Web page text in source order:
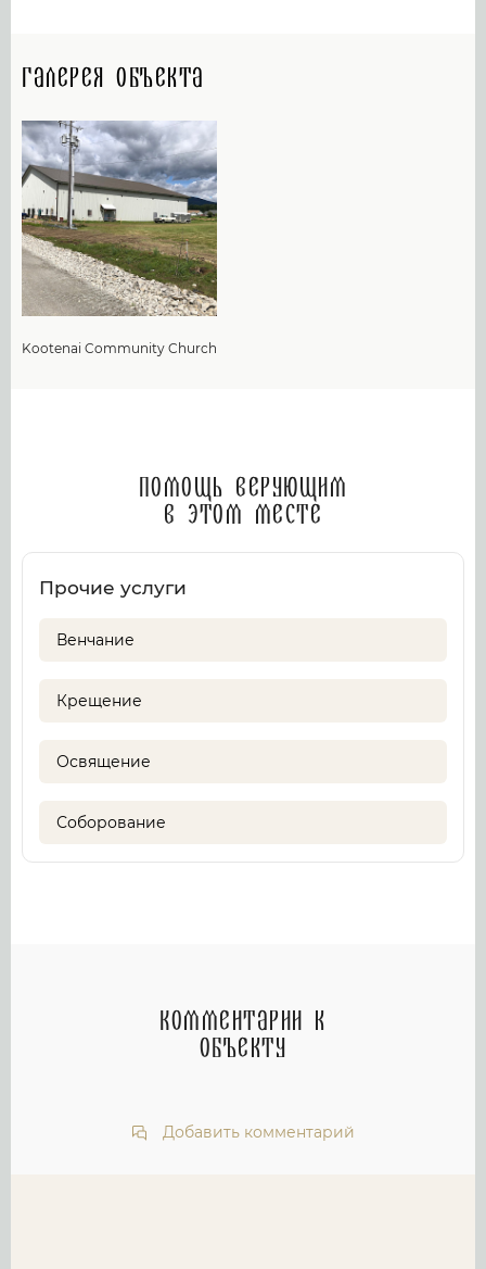
Галерея объекта
Kootenai Community Church
Помощь верующим
в этом месте
Прочие услуги
Венчание
Крещение
Освящение
Соборование
Комментарии к
объекту
Добавить комментарий